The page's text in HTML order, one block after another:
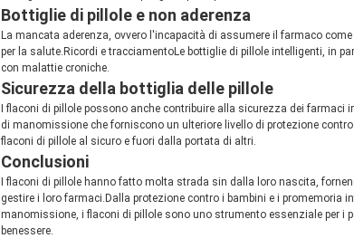
Bottiglie di pillole e non aderenza
La mancata aderenza, ovvero l'incapacità di assumere il farmaco
per la salute.Ricordi e tracciamentoLe bottiglie di pillole intelligenti, in
con malattie croniche.
Sicurezza della bottiglia delle pillole
I flaconi di pillole possono anche contribuire alla sicurezza dei
di manomissione che forniscono un ulteriore livello di protezione
flaconi di pillole al sicuro e fuori dalla portata di altri.
Conclusioni
I flaconi di pillole hanno fatto molta strada sin dalla loro nascita,
gestire i loro farmaci.Dalla protezione contro i bambini e i promemoria
manomissione, i flaconi di pillole sono uno strumento essenziale per i
benessere.